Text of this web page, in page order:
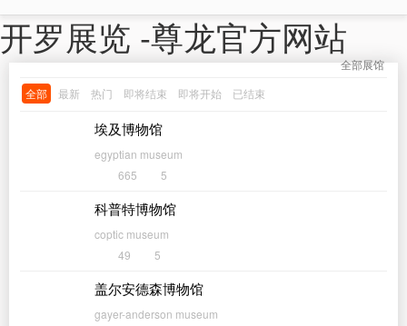
开罗展览 -尊龙官方网站
全部 最新 热门 即将结束 即将开始 已结束
全部展馆
埃及博物馆
egyptian museum
665
5
科普特博物馆
coptic museum
49
5
盖尔安德森博物馆
gayer-anderson museum